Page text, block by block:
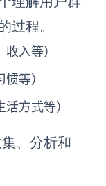
过程。
入等）
等）
方式等）
、分析和